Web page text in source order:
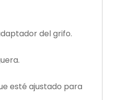
del grifo.
esté ajustado para